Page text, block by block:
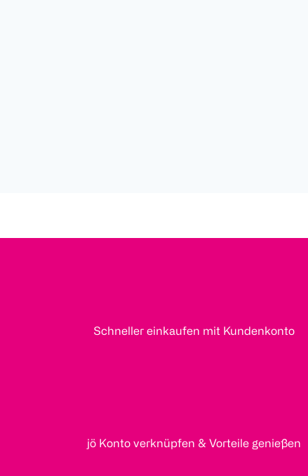
Schneller einkaufen mit Kundenkonto
jö Konto verknüpfen & Vorteile genießen